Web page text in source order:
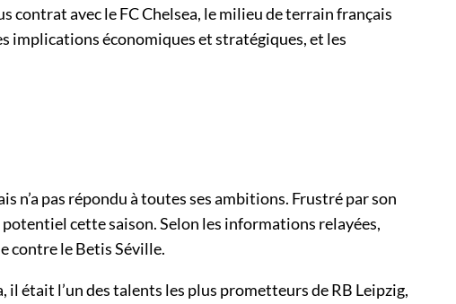
avec le FC Chelsea, le milieu de terrain français
implications économiques et stratégiques, et les
n’a pas répondu à toutes ses ambitions. Frustré par son
cette saison. Selon les informations relayées,
contre le Betis Séville.
était l’un des talents les plus prometteurs de RB Leipzig,